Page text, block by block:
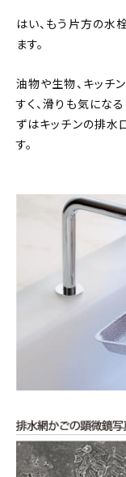
はい、もう片方の水
ます。
油物や生物、キッチ
すく、滑りも気にな
ずはキッチンの排水
す。